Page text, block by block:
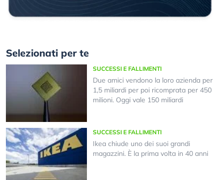
Selezionati per te
SUCCESSI E FALLIMENTI
Due amici vendono la loro azienda per
1,5 miliardi per poi ricomprata per 450
milioni. Oggi vale 150 miliardi
SUCCESSI E FALLIMENTI
Ikea chiude uno dei suoi grandi
magazzini. È la prima volta in 40 anni